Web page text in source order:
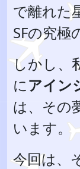
で離れた
SFの究極
しかし、
にアイン
は、その
います。
今回は、